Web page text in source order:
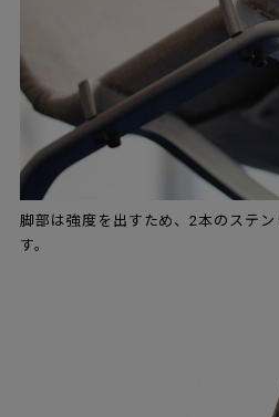
脚部は強度を出すため、2本のステ
す。